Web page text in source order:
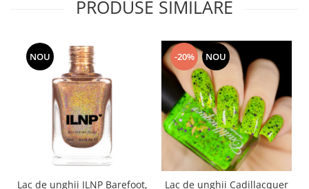
PRODUSE SIMILARE
NOU
Lac de unghii ILNP Barefoot,
-20% NOU
Lac de unghii Cadillacquer